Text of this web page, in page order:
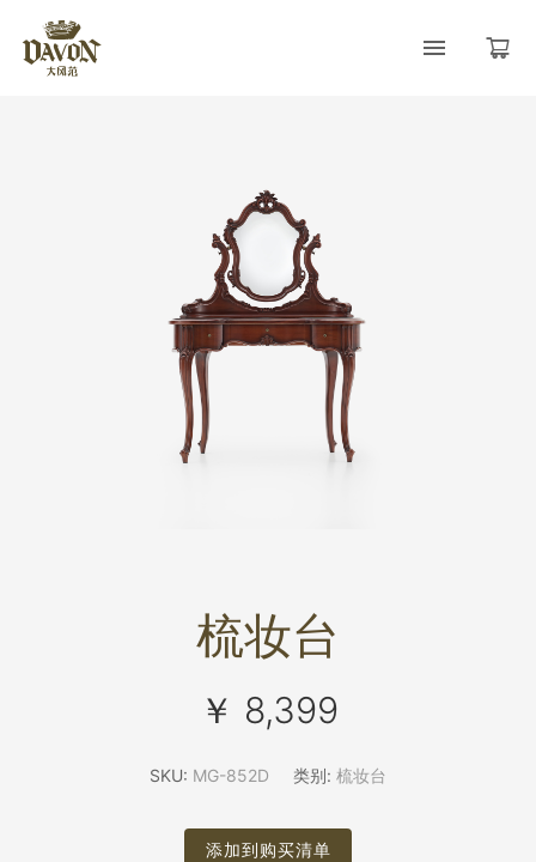
梳妆台
￥ 8,399
SKU: MG-852D 类别: 梳妆台
添加到购买清单